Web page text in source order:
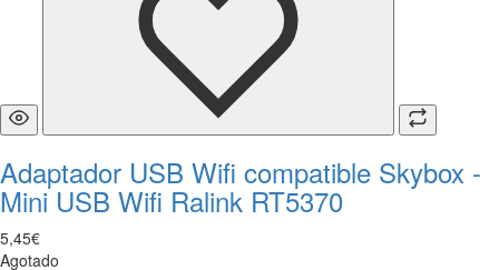
Adaptador USB Wifi compatible Skybox -
Mini USB Wifi Ralink RT5370
5,45€
Agotado